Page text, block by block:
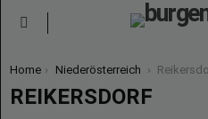
You are here:
Home Niederösterreich
REIKERSDORF